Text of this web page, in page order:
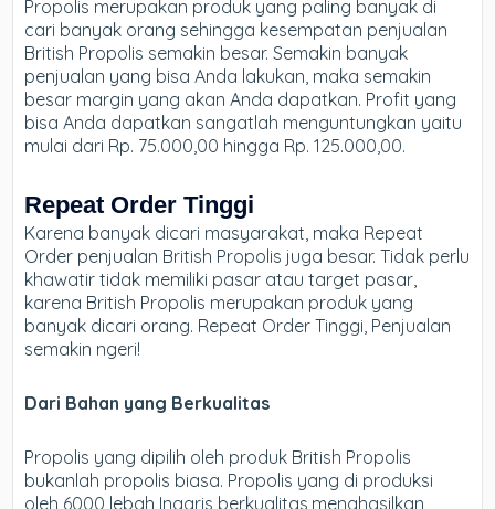
Propolis merupakan produk yang paling banyak di
cari banyak orang sehingga kesempatan penjualan
British Propolis semakin besar. Semakin banyak
penjualan yang bisa Anda lakukan, maka semakin
besar margin yang akan Anda dapatkan. Profit yang
bisa Anda dapatkan sangatlah menguntungkan yaitu
mulai dari Rp. 75.000,00 hingga Rp. 125.000,00.
Repeat Order Tinggi
Karena banyak dicari masyarakat, maka Repeat
Order penjualan British Propolis juga besar. Tidak perlu
khawatir tidak memiliki pasar atau target pasar,
karena British Propolis merupakan produk yang
banyak dicari orang. Repeat Order Tinggi, Penjualan
semakin ngeri!
Dari Bahan yang Berkualitas
Propolis yang dipilih oleh produk British Propolis
bukanlah propolis biasa. Propolis yang di produksi
oleh 6000 lebah Inggris berkualitas,menghasilkan